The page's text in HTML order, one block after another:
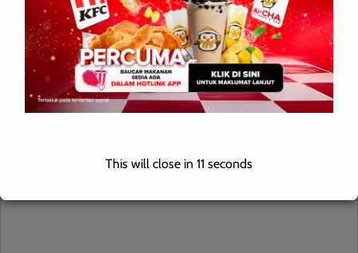
Leave a Reply
Your email address will not be published. Required fields are
marked
This will close in 10 seconds